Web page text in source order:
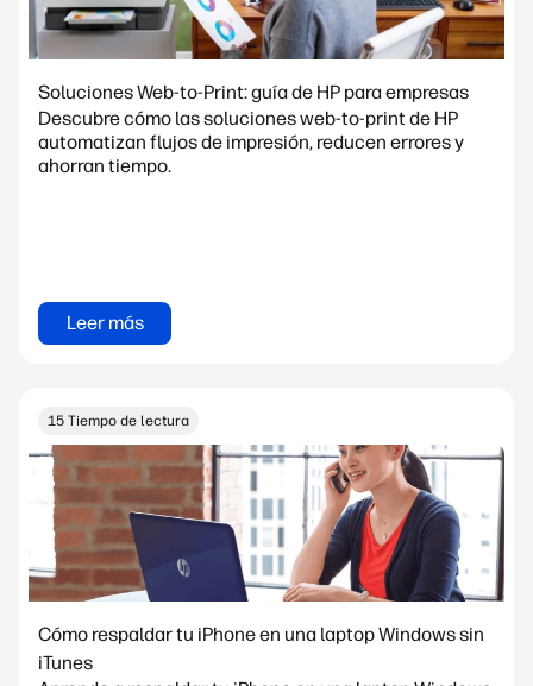
Soluciones Web-to-Print: guía de HP para empresas
Descubre cómo las soluciones web-to-print de HP
automatizan flujos de impresión, reducen errores y
ahorran tiempo.
Leer más
15 Tiempo de lectura
Cómo respaldar tu iPhone en una laptop Windows sin
iTunes